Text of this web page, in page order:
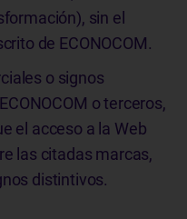
sin el
de ECONOCOM.
o signos
o terceros,
el acceso a la Web
las citadas marcas,
distintivos.